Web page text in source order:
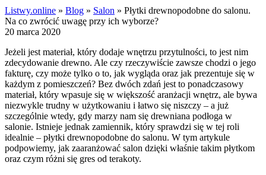
Listwy.online » Blog » Salon » Płytki drewnopodobne do salonu.
Na co zwrócić uwagę przy ich wyborze?
20 marca 2020
Jeżeli jest materiał, który dodaje wnętrzu przytulności, to jest nim
zdecydowanie drewno. Ale czy rzeczywiście zawsze chodzi o jego
fakturę, czy może tylko o to, jak wygląda oraz jak prezentuje się w
każdym z pomieszczeń? Bez dwóch zdań jest to ponadczasowy
materiał, który wpasuje się w większość aranżacji wnętrz, ale bywa
niezwykle trudny w użytkowaniu i łatwo się niszczy – a już
szczególnie wtedy, gdy marzy nam się drewniana podłoga w
salonie. Istnieje jednak zamiennik, który sprawdzi się w tej roli
idealnie – płytki drewnopodobne do salonu. W tym artykule
podpowiemy, jak zaaranżować salon dzięki właśnie takim płytkom
oraz czym różni się gres od terakoty.